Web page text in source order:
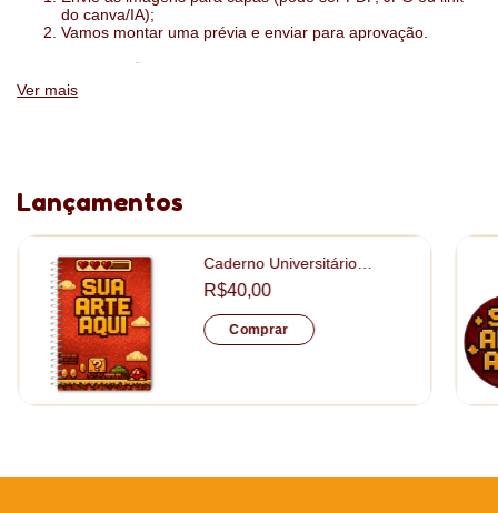
do canva/IA);
Vamos montar uma prévia e enviar para aprovação.
impressão das folhas interiores com a sua logo
Capa: papel fotográfico 130gr + papelão 15mm
Acabamento: laminação fosca
Descontos Progressivos
que você atinge as quantidades abaixo:
Ver mais
Lançamentos
Caderno Universitário
Personalizado tamanho
20x28cm
R$40,00
Comprar